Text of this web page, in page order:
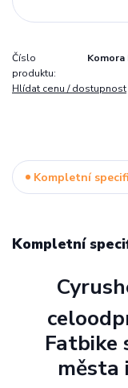
Číslo
produktu:
Komora
Hlídat cenu / dostupnost
Kompletní
Kompletní
Fatbike
města